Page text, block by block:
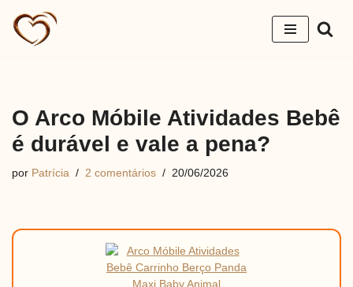
Pular
O Arco Móbile Atividades Bebê
é durável e vale a pena?
por Patrícia 2 comentários 20/06/2026